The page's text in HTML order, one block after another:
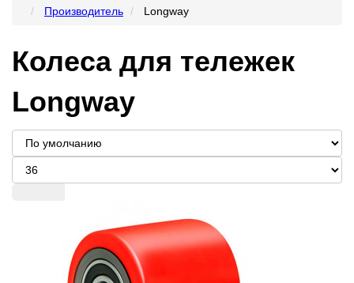
Производитель
Longway
Колеса для тележек
Longway